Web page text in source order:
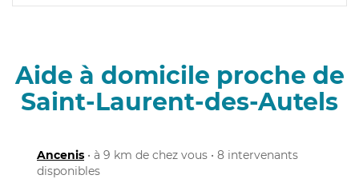
Aide à domicile proche de
Saint-Laurent-des-Autels
Ancenis • à 9 km de chez vous • 8 intervenants
disponibles